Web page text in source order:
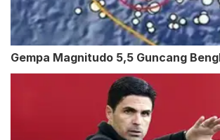
Gempa Magnitudo 5,5 Guncang